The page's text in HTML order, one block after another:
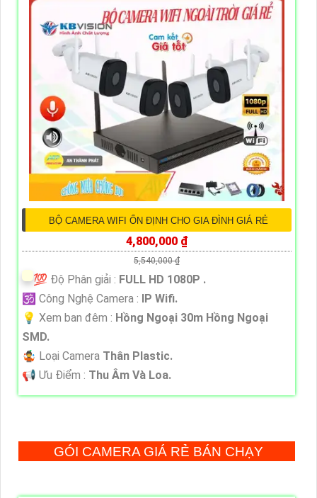
BỘ CAMERA WIFI ỔN ĐỊNH CHO GIA ĐÌNH GIÁ RẺ
4,800,000 ₫
5,540,000 ₫
💯 Độ Phân giải : FULL HD 1080P .
🕉️ Công Nghệ Camera :
IP Wifi.
💡 Xem ban đêm : Hồng Ngoại 30m Hồng Ngoại
SMD.
🤹 Loại Camera Thân Plastic.
️📢 Ưu Điểm : Thu Âm Và Loa.
GÓI CAMERA GIÁ RẺ BÁN CHẠY